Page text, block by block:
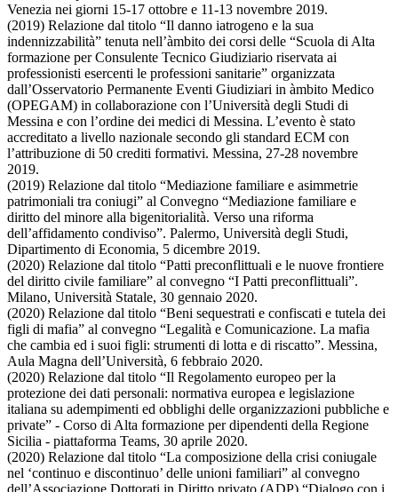
Venezia nei giorni 15-17 ottobre e 11-13 novembre 2019.
(2019) Relazione dal titolo “Il danno iatrogeno e la sua
indennizzabilità” tenuta nell’àmbito dei corsi delle “Scuola di Alta
formazione per Consulente Tecnico Giudiziario riservata ai
professionisti esercenti le professioni sanitarie” organizzata
dall’Osservatorio Permanente Eventi Giudiziari in àmbito Medico
(OPEGAM) in collaborazione con l’Università degli Studi di
Messina e con l’ordine dei medici di Messina. L’evento è stato
accreditato a livello nazionale secondo gli standard ECM con
l’attribuzione di 50 crediti formativi. Messina, 27-28 novembre
2019.
(2019) Relazione dal titolo “Mediazione familiare e asimmetrie
patrimoniali tra coniugi” al Convegno “Mediazione familiare e
diritto del minore alla bigenitorialità. Verso una riforma
dell’affidamento condiviso”. Palermo, Università degli Studi,
Dipartimento di Economia, 5 dicembre 2019.
(2020) Relazione dal titolo “Patti preconflittuali e le nuove frontiere
del diritto civile familiare” al convegno “I Patti preconflittuali”.
Milano, Università Statale, 30 gennaio 2020.
(2020) Relazione dal titolo “Beni sequestrati e confiscati e tutela dei
figli di mafia” al convegno “Legalità e Comunicazione. La mafia
che cambia ed i suoi figli: strumenti di lotta e di riscatto”. Messina,
Aula Magna dell’Università, 6 febbraio 2020.
(2020) Relazione dal titolo “Il Regolamento europeo per la
protezione dei dati personali: normativa europea e legislazione
italiana su adempimenti ed obblighi delle organizzazioni pubbliche e
private” - Corso di Alta formazione per dipendenti della Regione
Sicilia - piattaforma Teams, 30 aprile 2020.
(2020) Relazione dal titolo “La composizione della crisi coniugale
nel ‘continuo e discontinuo’ delle unioni familiari” al convegno
dell’Associazione Dottorati in Diritto privato (ADP) “Dialogo con i